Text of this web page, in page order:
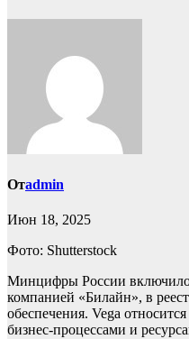
Отadmin
Июн 18, 2025
Фото: Shutterstock
Минцифры России включило
компанией «Билайн», в
обеспечения. Vega
бизнес-процессами и